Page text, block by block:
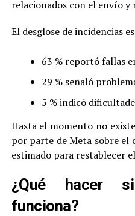
relacionados con el envío y
El desglose de incidencias
63 % reportó fallas
29 % señaló
5 % indicó
Hasta el momento no
por parte de Meta sobre el
estimado para restablecer
¿Qué hacer
funciona?